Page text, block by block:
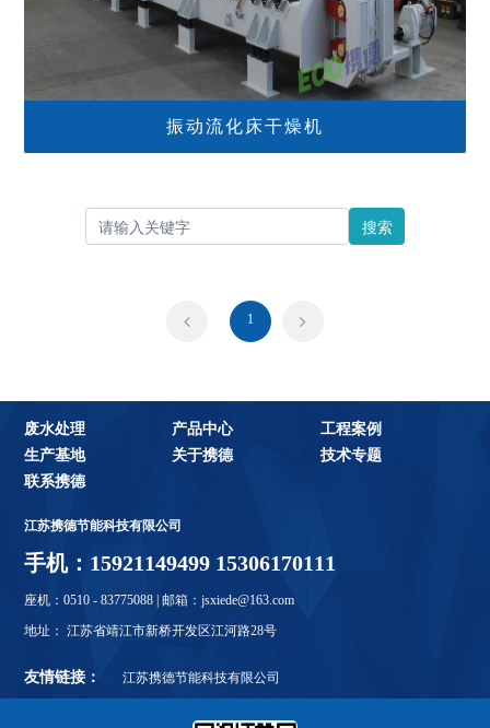
振动流化床干燥机
搜索
1
废水处理 产品中心
工程案例
生产基地
关于携德
技术专题
联系携德
江苏携德节能科技有限公司
手机：15921149499 15306170111
座机：0510 - 83775088 | 邮箱：jsxiede@163.com
地址： 江苏省靖江市新桥开发区江河路28号
友情链接： 江苏携德节能科技有限公司